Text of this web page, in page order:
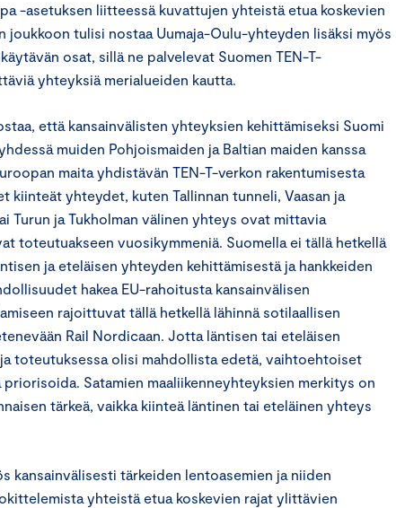
-asetuksen liitteessä kuvattujen yhteistä etua koskevien
joukkoon tulisi nostaa Uumaja-Oulu-yhteyden lisäksi myös
osat, sillä ne palvelevat Suomen TEN-T-
yhteyksiä merialueiden kautta.
että kansainvälisten yhteyksien kehittämiseksi Suomi
muiden Pohjoismaiden ja Baltian maiden kanssa
maita yhdistävän TEN-T-verkon rakentumisesta
kiinteät yhteydet, kuten Tallinnan tunneli, Vaasan ja
Turun ja Tukholman välinen yhteys ovat mittavia
toteutuakseen vuosikymmeniä. Suomella ei tällä hetkellä
ja eteläisen yhteyden kehittämisestä ja hankkeiden
hakea EU-rahoitusta kansainvälisen
rajoittuvat tällä hetkellä lähinnä sotilaallisen
Rail Nordicaan. Jotta läntisen tai eteläisen
toteutuksessa olisi mahdollista edetä, vaihtoehtoiset
Satamien maaliikenneyhteyksien merkitys on
tärkeä, vaikka kiinteä läntinen tai eteläinen yhteys
kansainvälisesti tärkeiden lentoasemien ja niiden
yhteistä etua koskevien rajat ylittävien